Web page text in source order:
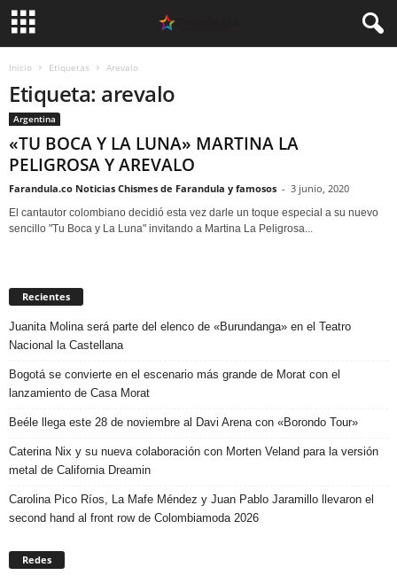
Inicio Etiquetas Arevalo
Etiqueta: arevalo
Argentina
«TU BOCA Y LA LUNA» MARTINA LA
PELIGROSA Y AREVALO
Farandula.co Noticias Chismes de Farandula y famosos - 3 junio, 2020
El cantautor colombiano decidió esta vez darle un toque especial a su nuevo
sencillo "Tu Boca y La Luna" invitando a Martina La Peligrosa...
Recientes
Juanita Molina será parte del elenco de «Burundanga» en el Teatro
Nacional la Castellana
Bogotá se convierte en el escenario más grande de Morat con el
lanzamiento de Casa Morat
Beéle llega este 28 de noviembre al Davi Arena con «Borondo Tour»
Caterina Nix y su nueva colaboración con Morten Veland para la versión
metal de California Dreamin
Carolina Pico Ríos, La Mafe Méndez y Juan Pablo Jaramillo llevaron el
second hand al front row de Colombiamoda 2026
Redes